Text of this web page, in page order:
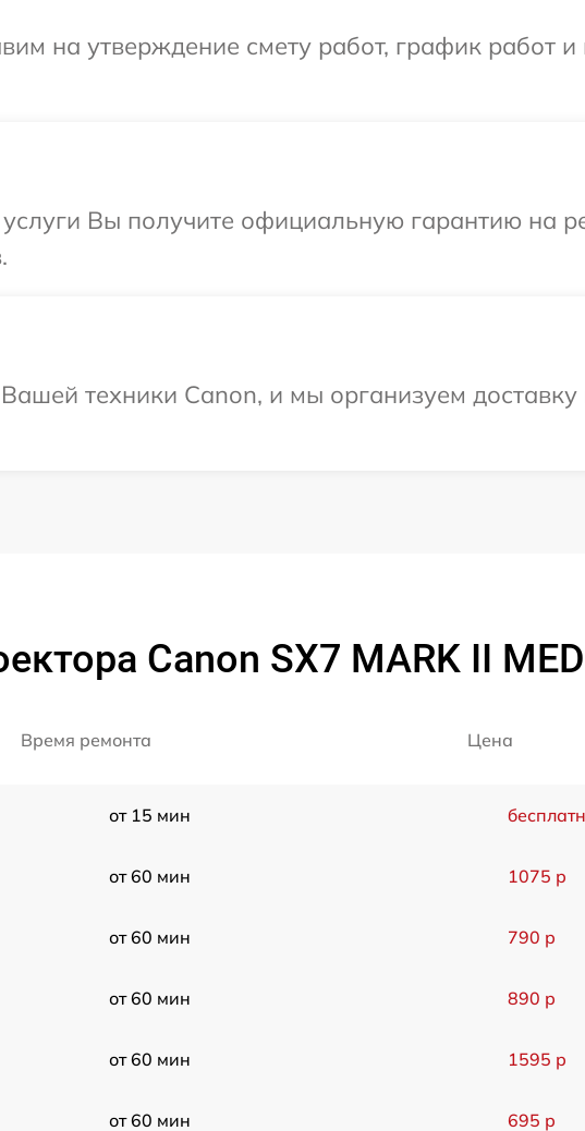
на утверждение смету работ, график работ и
Вы получите официальную гарантию на
техники Canon, и мы организуем доставку
Canon SX7 MARK II
Время ремонта Цена
от 15 мин
от 60 мин 1075 р
от 60 мин 790 р
от 60 мин 890 р
от 60 мин 1595 р
от 60 мин 695 р